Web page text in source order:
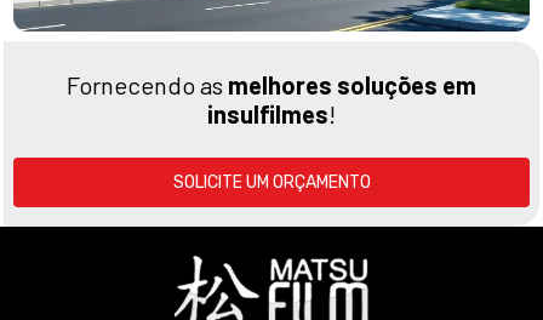
Fornecendo as melhores soluções em
insulfilmes!
SOLICITE UM ORÇAMENTO